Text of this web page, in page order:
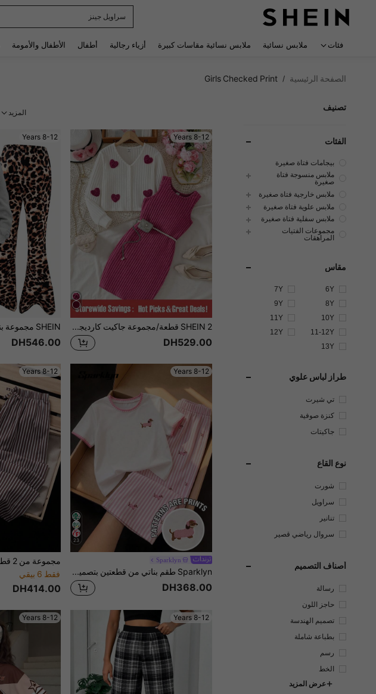
Spaider Man
فئات ملابس نسائية ملابس نسائية مقاسات كبيرة أزياء رجالية أطفال الأطفال والأمومة
الصفحة الرئيسية /
Girls Checked Print
تصنيف
الفئات
بيجامات فتاة صغيرة
ملابس منسوجة فتاة
صغيرة
ملابس خارجية فتاة صغيرة
ملابس علوية فتاة صغيرة
ملابس سفلية فتاة صغيرة
مجموعات الفتيات
المراهقات
مقاس
6Y
7Y
8Y
9Y
10Y
11Y
11-12Y
12Y
13Y
طراز لباس علوي
تي شيرت
كنزة صوفية
جاكيتات
نوع القاع
شورت
سراويل
تنانير
سروال رياضي قصير
أصناف التصميم
رسالة
حاجز اللون
تصميم الهندسة
بطباعة شاملة
رسم
الخط
عرض المزيد
المزيد
8-12 Years
SHEIN 2 قطعة/مجموعة جاكيت كارديجان للبنات وردي بنقشة مربعات وتطريز قلب مع فستان مضلع، أسلوب مدرسي رياضي خريفي أنيق وجميل، طقم كرزي للبنات المراهقات
DH529.00
8-12 Years
DH546.00
8-12 Years
23
Sparklyn
Sparklyn طقم بناتي من قطعتين بتصميم جرو لطيف وشفاء فائق! تي شيرت أبيض كريمي مع بنطلون طويل مخطط بالوردي والأبيض، لوحة ألوان منعشة وناعمة، مع طباعة تطريز كلب داشوند لطيف، ناعم وشفاء، يمنح إحساسًا ببراءة الطفولة. بنطلون طويل مخطط بالأزرق والأبيض مع فلتر منعش، كل تفصيل يخفي الحنان. كل لحظة في المنزل يمكن أن تكون مريحة و
DH368.00
8-12 Years
فقط 6 بيقي
DH414.00
8-12 Years
8-12 Years